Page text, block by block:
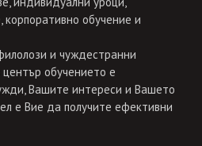
корпоративно обучение и
и чуждестранни
обучението е
Вашите интереси и Вашето
е Вие да получите ефективни